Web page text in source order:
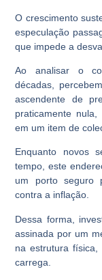
O crescimento
especulação
que impede a
Ao analisar o
décadas,
ascendente de
praticamente
em um item de
Enquanto novos
tempo, este
um porto seguro
contra a inflação.
Dessa forma,
assinada por um
na estrutura
carrega.